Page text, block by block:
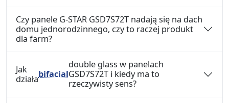
Czy panele G-STAR GSD7S72T nadają się na dach
domu jednorodzinnego, czy to raczej produkt
dla farm?
Jak
działabifacial
double glass w panelach
GSD7S72T i kiedy ma to
rzeczywisty sens?